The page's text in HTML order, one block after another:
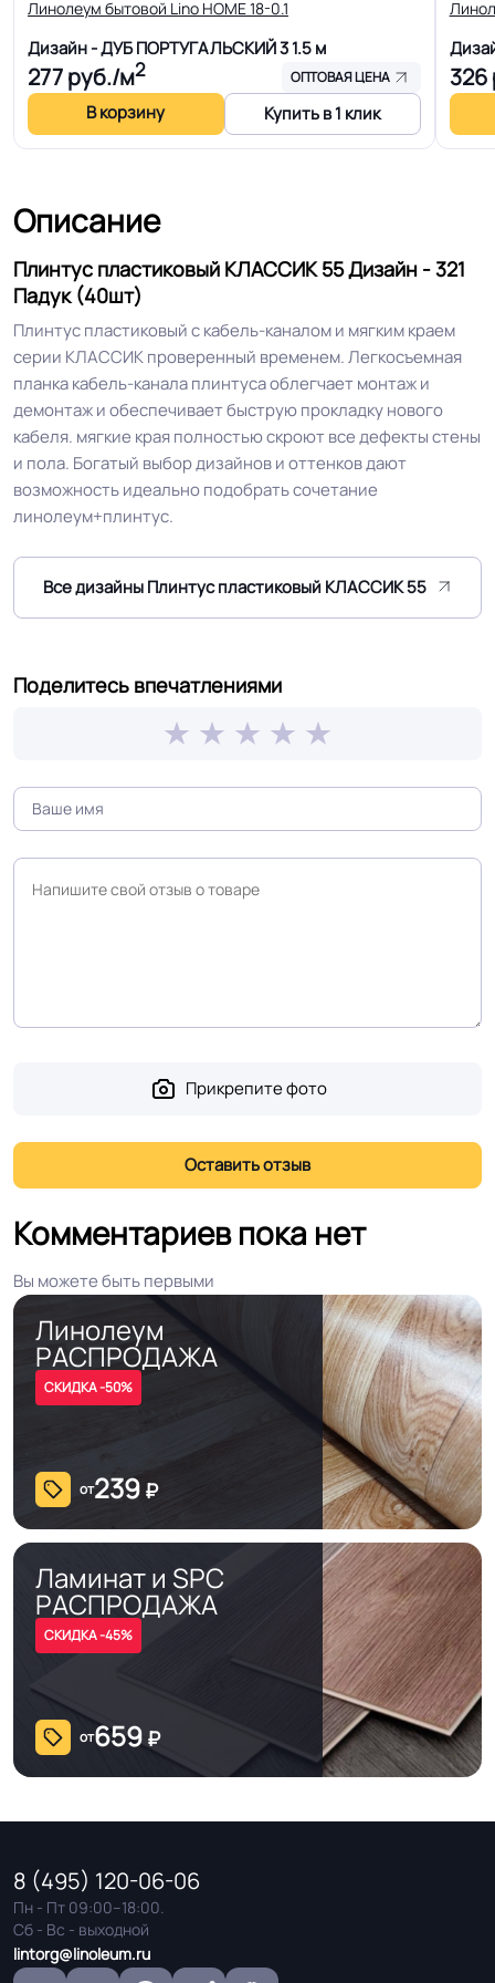
Полы с подогревом
(max +27C)
Способность скрывать
пола
Срок службы 15 лет
Безопасность
материала ГОСТ, ТУ,
ISO
Сертифицирован на территории
РФ и СНГ
Оттенок Коричневый
Дизайн рисунка
Линолеум бытовой Lino HOME 18-0.1
Дизайн - ДУБ ПОРТУГАЛЬСКИЙ 31.5 м
277руб./м2 ОПТОВАЯ ЦЕНА
В корзину Купить в 1 клик
326
Описание
Плинтус пластиковый KЛАССИК 55 Дизайн - 321
Падук (40шт)
Плинтус пластиковый с кабель-каналом и мягким краем
серии KЛАССИК проверенный временем. Легкосъемная
планка кабель-канала плинтуса облегчает монтаж и
демонтаж и обеспечивает быструю прокладку нового
кабеля. мягкие края полностью скроют все дефекты стены
и пола. Богатый выбор дизайнов и оттенков дают
возможность идеально подобрать сочетание
линолеум+плинтус.
Все дизайны Плинтус пластиковый KЛАССИК 55
Комментариев пока нет
Вы можете быть первыми
Поделитесь впечатлениями
Прикрепите фото
Линолеум
РАСПРОДАЖА
СКИДКА -50%
от239 ₽
Ламинат и SPC
РАСПРОДАЖА
СКИДКА -45%
от659 ₽
8 (495) 120-06-06
Пн - Пт 09:00–18:00.
Сб - Вс - выходной
lintorg@linoleum.ru